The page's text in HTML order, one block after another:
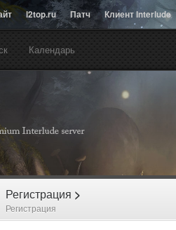
l2top.ru Патч Клиент Interlude
Календарь
Регистрация >
Регистрация